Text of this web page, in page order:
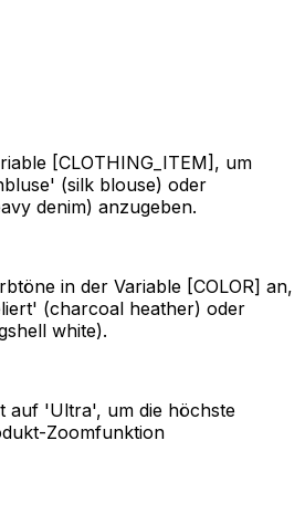
[CLOTHING_ITEM], um
(silk blouse) oder
denim) anzugeben.
in der Variable [COLOR] an,
(charcoal heather) oder
white).
auf 'Ultra', um die höchste
Zoomfunktion